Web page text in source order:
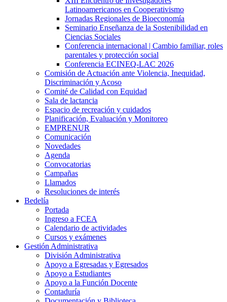
Latinoamericanos en Cooperativismo
Jornadas Regionales de Bioeconomía
Seminario Enseñanza de la Sostenibilidad en
Ciencias Sociales
Conferencia internacional | Cambio familiar, roles
parentales y protección social
Conferencia ECINEQ-LAC 2026
Comisión de Actuación ante Violencia, Inequidad,
Discriminación y Acoso
Comité de Calidad con Equidad
Sala de lactancia
Espacio de recreación y cuidados
Planificación, Evaluación y Monitoreo
EMPRENUR
Comunicación
Novedades
Agenda
Convocatorias
Campañas
Llamados
Resoluciones de interés
Bedelía
Portada
Ingreso a FCEA
Calendario de actividades
Cursos y exámenes
Gestión Administrativa
División Administrativa
Apoyo a Egresadas y Egresados
Apoyo a Estudiantes
Apoyo a la Función Docente
Contaduría